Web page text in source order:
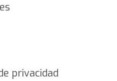
privacidad